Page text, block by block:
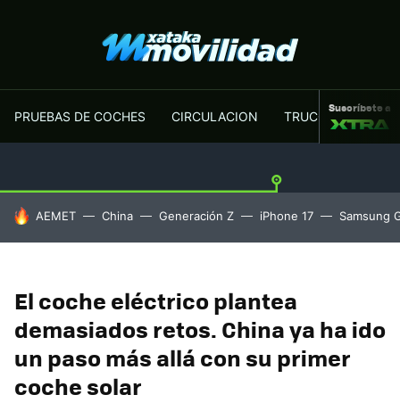
PRUEBAS DE COCHES CIRCULACION TRUCOS MOTOR
Suscríbete a
HOY SE HABLA DE
AEMET China Generación Z iPhone 17 Samsung
El coche eléctrico plantea
demasiados retos. China ya ha ido
un paso más allá con su primer
coche solar